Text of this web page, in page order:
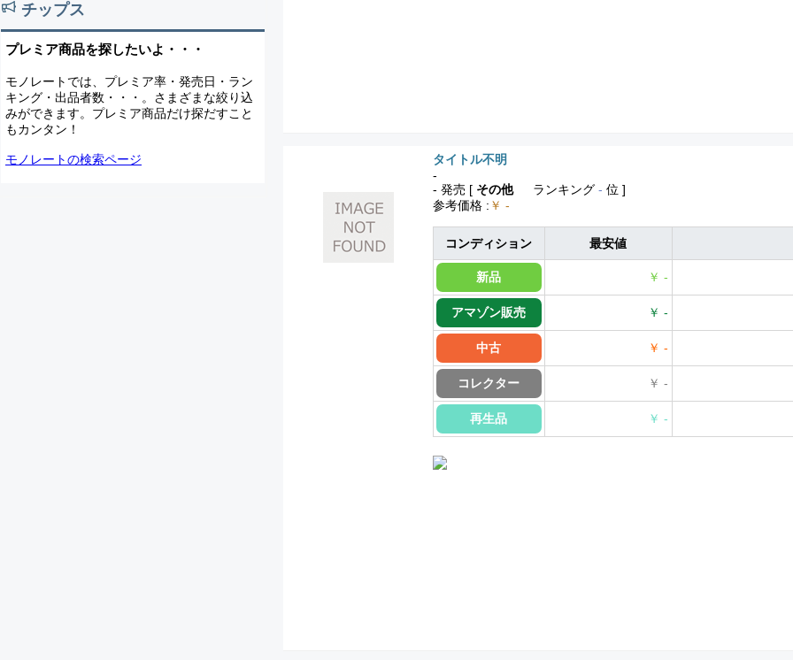
タイトル不明
-
- 発売 [ その他 ランキング - 位 ]
参考価格 : ￥ -
コンディション 最安値
新品 ￥ -
アマゾン販売 ￥ -
中古 ￥ -
コレクター ￥ -
再生品 ￥ -
チップス
プレミア商品を探したいよ・・・
モノレートでは、プレミア率・発売日・ラン
キング・出品者数・・・。さまざまな絞り込
みができます。プレミア商品だけ探だすこと
もカンタン！
モノレートの検索ページ